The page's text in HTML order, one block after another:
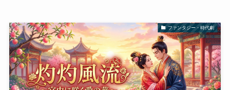
ファンタジー・時代劇